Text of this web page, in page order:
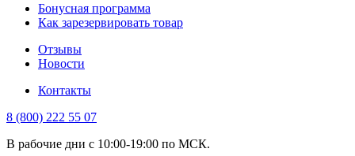
Бонусная программа
Как зарезервировать товар
Отзывы
Новости
Контакты
8 (800) 222 55 07
В рабочие дни с 10:00-19:00 по МСК.